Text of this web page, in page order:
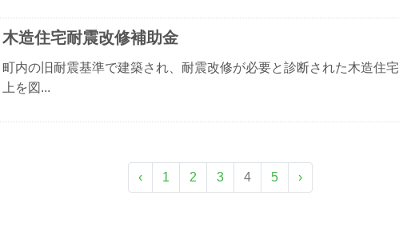
木造住宅耐震改修補助金
町内の旧耐震基準で建築され、耐震改修が必要と診断された木造住
上を図...
‹ 1 2 3 4 5 ›